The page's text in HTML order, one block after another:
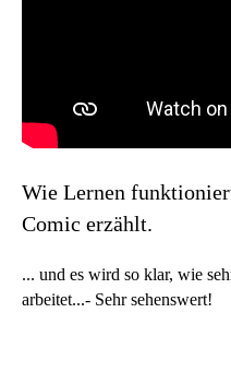
Wie Lernen
Comic erzählt.
... und es wird so klar, wie
arbeitet...- Sehr sehenswert!